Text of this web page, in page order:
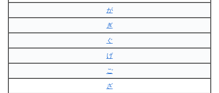
が
ぎ
ぐ
げ
ご
ざ